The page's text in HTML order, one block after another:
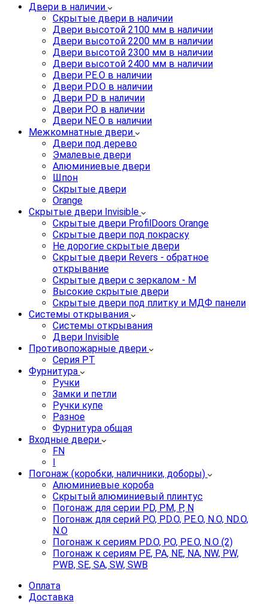
Двери в наличии
Скрытые двери в наличии
Двери высотой 2100 мм в наличии
Двери высотой 2200 мм в наличии
Двери высотой 2300 мм в наличии
Двери высотой 2400 мм в наличии
Двери PE.O в наличии
Двери PD.O в наличии
Двери PD в наличии
Двери P.O в наличии
Двери NE.O в наличии
Межкомнатные двери
Двери под дерево
Эмалевые двери
Алюминиевые двери
Шпон
Скрытые двери
Orange
Скрытые двери Invisible
Скрытые двери ProfilDoors Orange
Скрытые двери под покраску
Не дорогие скрытые двери
Скрытые двери Revers - обратное
открывание
Скрытые двери с зеркалом - M
Высокие скрытые двери
Скрытые двери под плитку и МДФ панели
Системы открывания
Системы открывания
Двери Invisible
Противопожарные двери
Серия PT
Фурнитура
Ручки
Замки и петли
Ручки купе
Разное
Фурнитура общая
Входные двери
FN
I
Погонаж (коробки, наличники, доборы)
Алюминиевые короба
Скрытый алюминиевый плинтус
Погонаж для серии PD, PM, P, N
Погонаж для серий P.O, PD.O, PE.O, N.O, ND.O,
N.O
Погонаж к сериям PD.O, P.O, PE.O, N.O (2)
Погонаж к сериям PE, PA, NE, NA, NW, PW,
PWB, SE, SA, SW, SWB
Оплата
Доставка